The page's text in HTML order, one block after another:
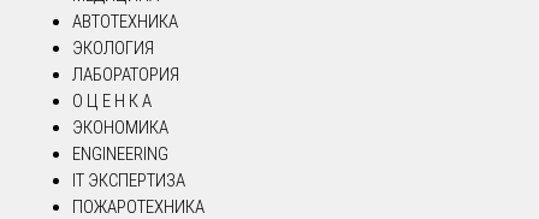
АВТОТЕХНИКА
ЭКОЛОГИЯ
ЛАБОРАТОРИЯ
О Ц Е Н К А
ЭКОНОМИКА
ENGINEERING
IT ЭКСПЕРТИЗА
ПОЖАРОТЕХНИКА